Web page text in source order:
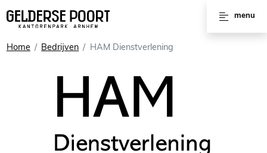
menu
Huren
Vergaderruimtes
Kantoorruimtes
Home Bedrijven HAM Dienstverlening